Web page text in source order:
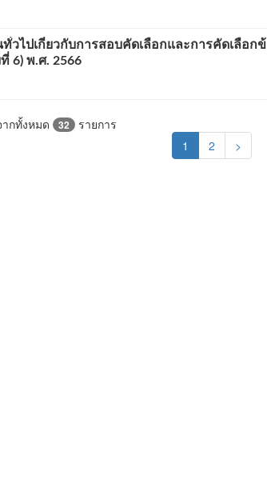
วไปเกี่ยวกับการสอบคัดเลือกและการคัดเลือ
6) พ.ศ. 2566
ากทั้งหมด 32
รายการ
1 (current)
2 >